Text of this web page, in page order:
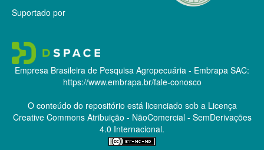
Suportado por
Empresa Brasileira de Pesquisa Agropecuária - Embrapa SAC:
https://www.embrapa.br/fale-conosco
O conteúdo do repositório está licenciado sob a Licença
Creative CommonsAtribuição - NãoComercial - SemDerivações
4.0 Internacional.